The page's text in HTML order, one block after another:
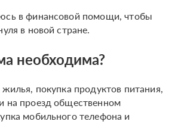
в финансовой помощи, чтобы
в новой стране.
необходима?
покупка продуктов питания,
на проезд общественном
мобильного телефона и